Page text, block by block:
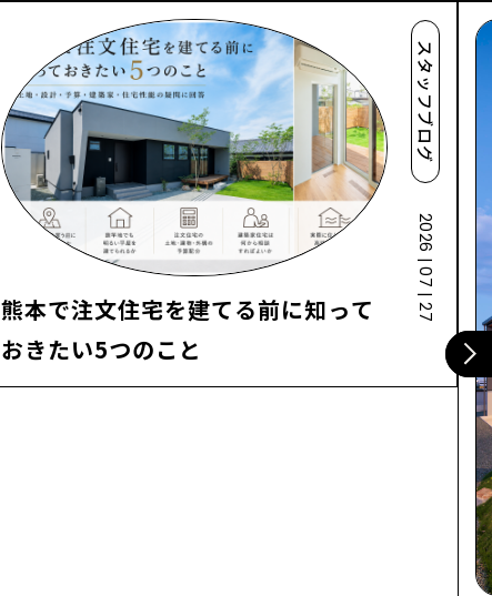
熊本で注文住宅を建てる前に知って
おきたい5つのこと
スタッフブログ
2026 | 07 | 27